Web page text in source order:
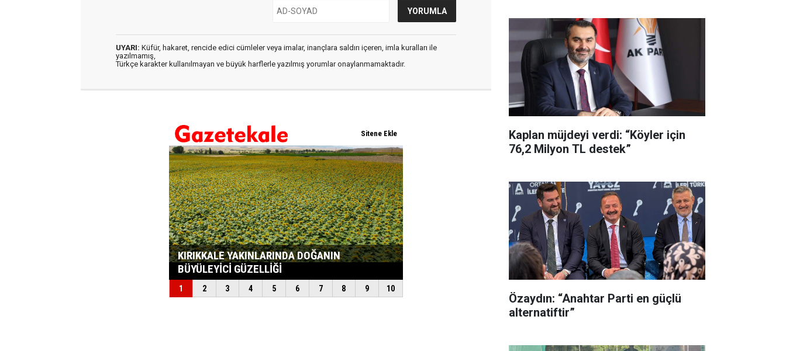
UYARI: Küfür, hakaret, rencide edici cümleler veya imalar, inançlara saldırı içeren, imla kuralları ile
yazılmamış,
Türkçe karakter kullanılmayan ve büyük harflerle yazılmış yorumlar onaylanmamaktadır.
Kaplan müjdeyi verdi: “Köyler için
76,2 Milyon TL destek”
Özaydın: “Anahtar Parti en güçlü
alternatiftir”